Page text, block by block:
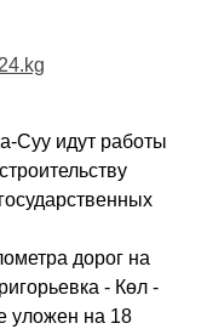
24.kg
Суу идут работы
дорог на
- Көл -
уложен на 18